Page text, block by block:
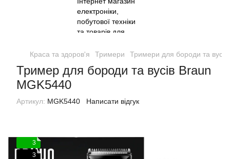
Краса та здоров'я Тримери Тримери для бороди та вусів
Тример для бороди та вусів Braun
MGK5440
Артикул: MGK5440 Написати відгук
3
3